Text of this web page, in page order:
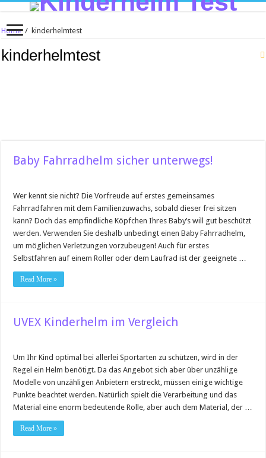
Home / kinderhelmtest
kinderhelmtest
Baby Fahrradhelm sicher unterwegs!
Wer kennt sie nicht? Die Vorfreude auf erstes gemeinsames
Fahrradfahren mit dem Familienzuwachs, sobald dieser frei sitzen
kann? Doch das empfindliche Köpfchen Ihres Baby’s will gut beschützt
werden. Verwenden Sie deshalb unbedingt einen Baby Fahrradhelm,
um möglichen Verletzungen vorzubeugen! Auch für erstes
Selbstfahren auf einem Roller oder dem Laufrad ist der geeignete …
Read More »
UVEX Kinderhelm im Vergleich
Um Ihr Kind optimal bei allerlei Sportarten zu schützen, wird in der
Regel ein Helm benötigt. Da das Angebot sich aber über unzählige
Modelle von unzähligen Anbietern erstreckt, müssen einige wichtige
Punkte beachtet werden. Natürlich spielt die Verarbeitung und das
Material eine enorm bedeutende Rolle, aber auch dem Material, der …
Read More »